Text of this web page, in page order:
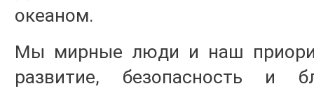
океаном.
Мы мирные люди и наш
развитие, безопасность и